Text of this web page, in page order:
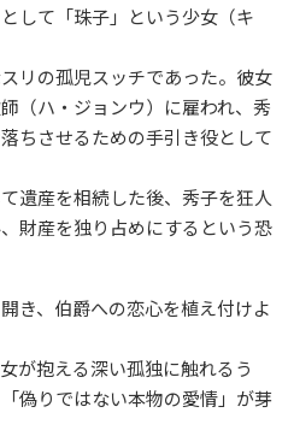
して「珠子」という少女（キ
リの孤児スッチであった。彼女
（ハ・ジョンウ）に雇われ、秀
ちさせるための手引き役として
遺産を相続した後、秀子を狂人
財産を独り占めにするという恐
き、伯爵への恋心を植え付けよ
が抱える深い孤独に触れるう
偽りではない本物の愛情」が芽